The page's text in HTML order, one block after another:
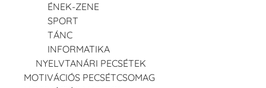
ÉNEK-ZENE
SPORT
TÁNC
INFORMATIKA
NYELVTANÁRI PECSÉTEK
MOTIVÁCIÓS PECSÉTCSOMAG